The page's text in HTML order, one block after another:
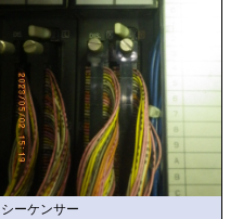
シーケンサー